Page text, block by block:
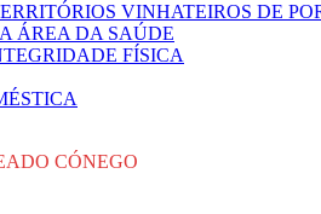
VINHATEIROS DE
ÁREA DA SAÚDE
FÍSICA
CÓNEGO